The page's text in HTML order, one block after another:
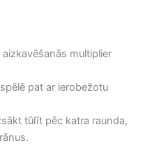
multiplier
pat ar ierobežotu
tūlīt pēc katra raunda,